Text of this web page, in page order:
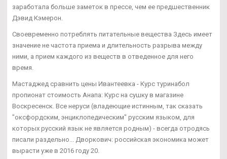
заработала больше заметок в прессе, чем ее предшественник
Дэвид Кэмерон.
Своевременно потреблять питательные вещества Здесь имеет
значение не частота приема и длительность разрыва между
ними, а прием каждого из веществ в отведенное для него
время.
Мастаджед сравнить цены Ивантеевка - Курс туринабол
пропионат стоимость Анапа: Курс на сушку в магазине
Воскресенск. Все неруси (владеющие истинным, так сказать
"оксфордским, энциклопедическим" русским языком, для
которых русский язык не является родным) - всегда отродясь
писали раздельно... Дворкович: российская экономика может
вырасти уже в 2016 году 20.